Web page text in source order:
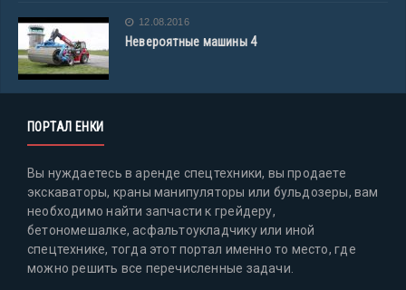
12.08.2016
Невероятные машины 4
ПОРТАЛ ЕНКИ
Вы нуждаетесь в аренде спецтехники, вы продаете
экскаваторы, краны манипуляторы или бульдозеры, вам
необходимо найти запчасти к грейдеру,
бетономешалке, асфальтоукладчику или иной
спецтехнике, тогда этот портал именно то место, где
можно решить все перечисленные задачи.